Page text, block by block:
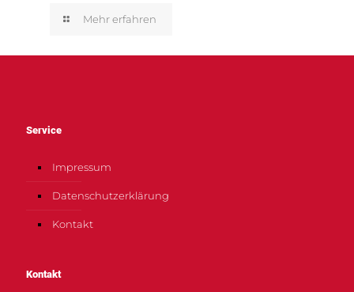
Mehr erfahren
Service
Impressum
Datenschutzerklärung
Kontakt
Kontakt